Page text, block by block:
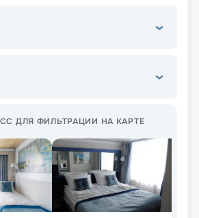
ДЛЯ ФИЛЬТРАЦИИ НА КАРТЕ